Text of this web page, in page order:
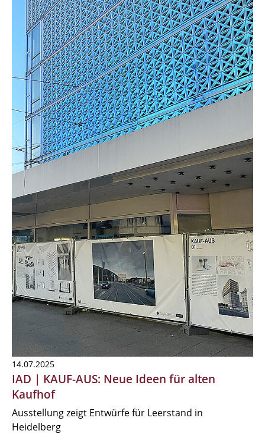
14.07.2025
IAD | KAUF-AUS: Neue Ideen für alten
Kaufhof
Ausstellung zeigt Entwürfe für Leerstand in
Heidelberg